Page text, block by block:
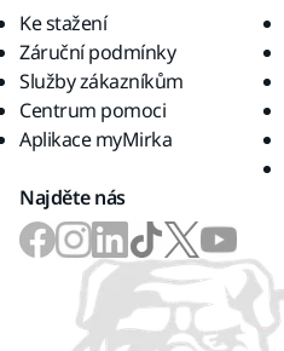
Ke stažení
Záruční podmínky
Služby zákazníkům
Centrum pomoci
Aplikace myMirka
Najděte nás